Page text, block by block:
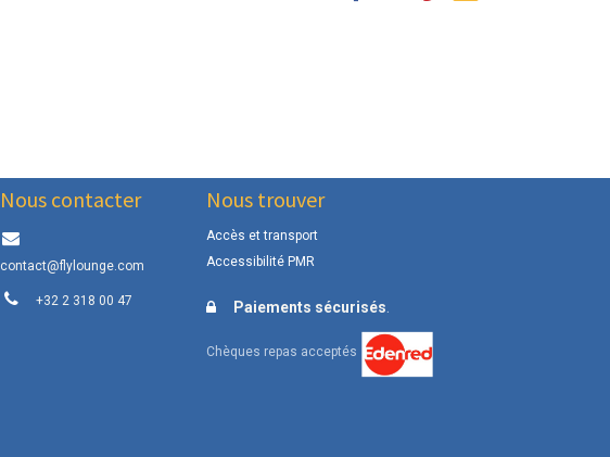
Nous contacter
contact@flylounge.com
+32 2 318 00 47
Nous trouver
Accès et transport
Accessibilité PMR
Paiements sécurisés.
Chèques repas acceptés